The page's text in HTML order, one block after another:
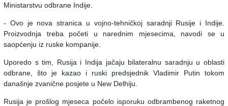
Ministarstvu odbrane Indije.
- Ovo je nova stranica u vojno-tehničkoj saradnji Rusije i Indije.
Proizvodnja treba početi u narednim mjesecima, navodi se u
saopćenju iz ruske kompanije.
Uporedo s tim, Rusija i Indija jačaju bilateralnu saradnju u oblasti
odbrane, što je kazao i ruski predsjednik Vladimir Putin tokom
današnje zvanične posjete u New Delhiju.
Rusija je prošlog mjeseca počelo isporuku odbrambenog raketnog